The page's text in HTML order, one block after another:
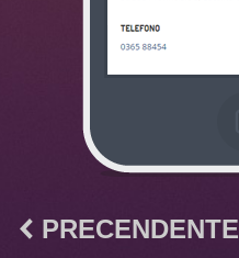
PRECENDENTE